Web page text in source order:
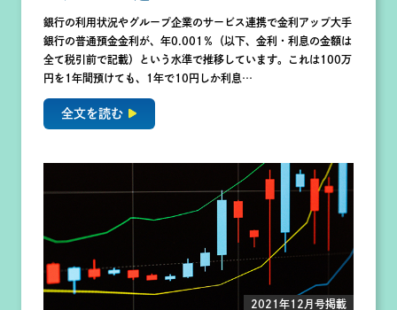
銀行の利用状況やグループ企業のサービス連携で金利アップ大手
銀行の普通預金金利が、年0.001％（以下、金利・利息の金額は
全て税引前で記載）という水準で推移しています。これは100万
円を1年間預けても、1年で10円しか利息…
全文を読む
2021年12月号掲載